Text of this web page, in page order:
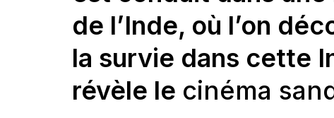
de l’Inde, où l’on
la survie dans cette
révèle le cinéma